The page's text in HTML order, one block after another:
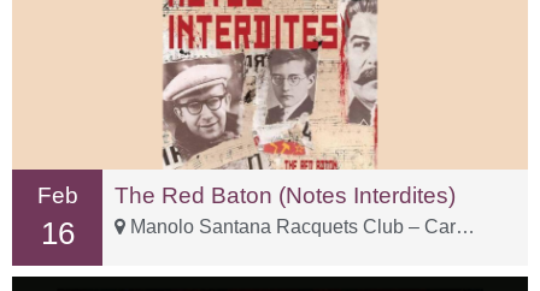
Feb
16
The Red Baton (Notes Interdites)
Manolo Santana Racquets Club – Carr. Istán, km 2